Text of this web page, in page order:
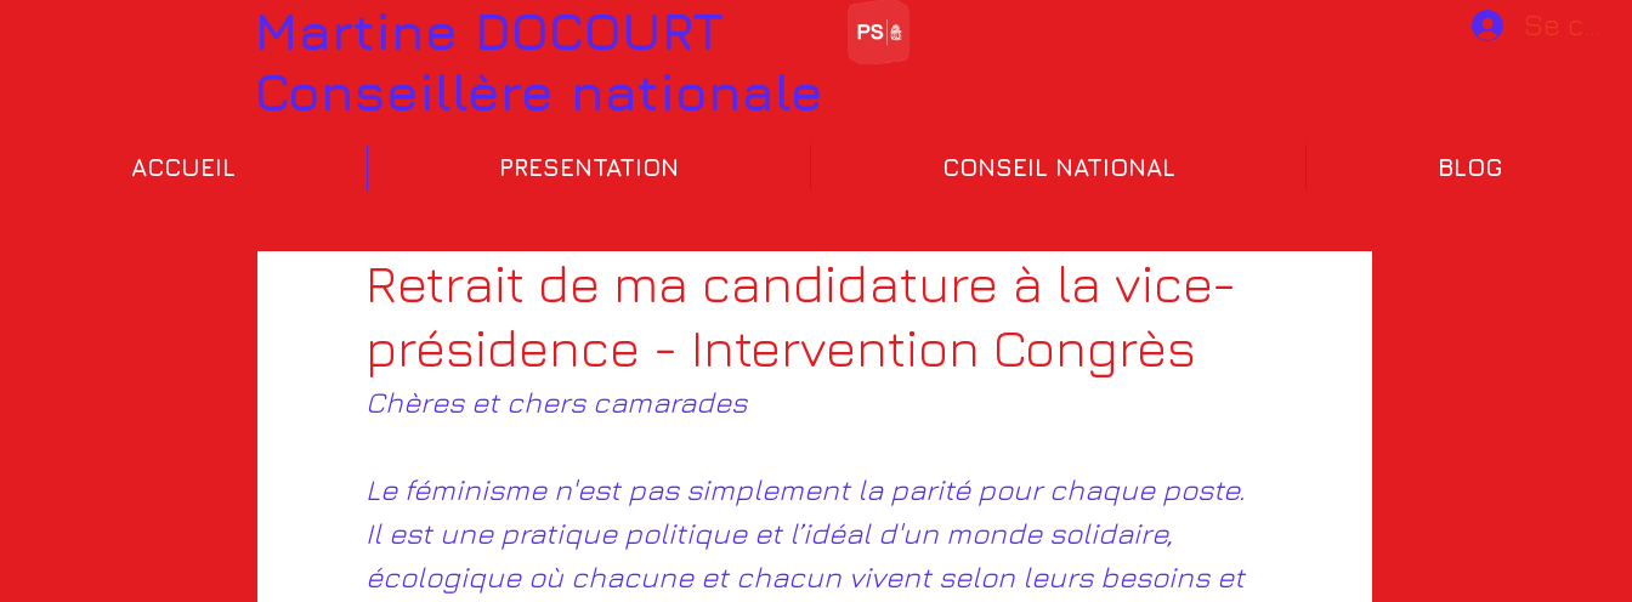
Martine DOCOURT
Conseillère nationale
Se
ACCUEIL PRESENTATION CONSEIL NATIONAL BLOG
Retrait de ma candidature à la vice-
présidence - Intervention Congrès
Chères et chers camarades
Le féminisme n'est pas simplement la parité pour chaque poste.
Il est une pratique politique et l’idéal d'un monde solidaire,
écologique où chacune et chacun vivent selon leurs besoins et